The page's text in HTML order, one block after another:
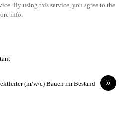
By using this service, you agree to the
info.
»
(m/w/d) Bauen im Bestand